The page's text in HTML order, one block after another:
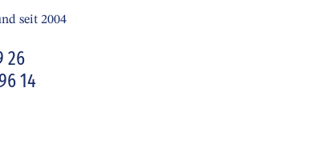
seit 2004
26
14